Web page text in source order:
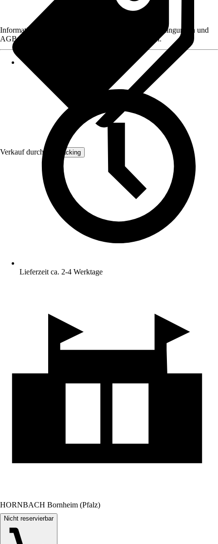
Verkauf durch: Verpacking
Informationen des Verkäufers, wie z. B. Rückgabebedingungen und
AGB, finden Sie bei Klick auf den Verkäufernamen.
Lieferzeit ca. 2-4 Werktage
HORNBACH Bornheim (Pfalz)
Nicht reservierbar